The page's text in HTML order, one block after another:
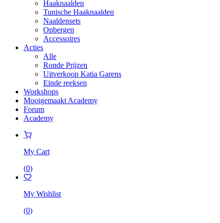
Haaknaalden
Tunische Haaknaalden
Naaldensets
Opbergen
Accessoires
Acties
Alle
Ronde Prijzen
Uitverkoop Katia Garens
Einde reeksen
Workshops
Mooigemaakt Academy
Forum
Academy
My Cart
(0)
My Wishlist
(0)